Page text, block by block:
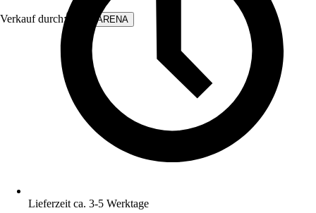
Verkauf durch: WALLARENA
Lieferzeit ca. 3-5 Werktage